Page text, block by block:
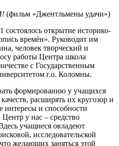
(фильм «Джентльмены удачи»)
открытие историко-
времён». Руководит им
человек творческий и
работы Центра школа
с Государственным
г.о. Коломны.
формированию у учащихся
расширять их кругозор и
интересы и способности
у нас – средство
учащиеся овладеют
исследовательской
желающих заняться этой